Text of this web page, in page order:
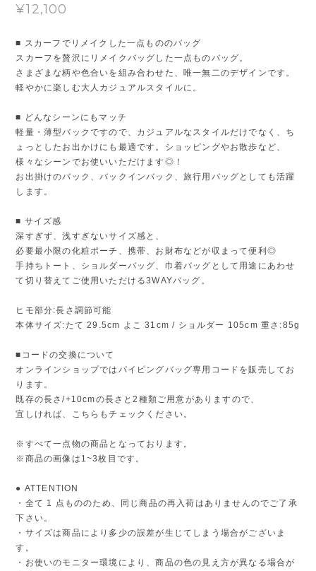
¥12,100
■ スカーフでリメイクした一点もののバッグ
スカーフを贅沢にリメイクバッグした一点ものバッグ。
さまざまな柄や色合いを組み合わせた、唯一無二のデザインです。
軽やかに楽しむ大人カジュアルスタイルに。
■ どんなシーンにもマッチ
軽量・薄型バックですので、カジュアルなスタイルだけでなく、ち
ょっとしたお出かけにも最適です。ショッピングやお散歩など、
様々なシーンでお使いいただけます◎！
お出掛けのバック、バックインバック、旅行用バッグとしても活躍
します。
■ サイズ感
深すぎず、浅すぎないサイズ感と、
必要最小限の化粧ポーチ、携帯、お財布などが収まって便利◎
手持ちトート、ショルダーバッグ、巾着バッグとして用途にあわせ
て切り替えてご使用いただける3WAYバッグ。
ヒモ部分:長さ調節可能
本体サイズ:たて 29.5cm よこ 31cm / ショルダー 105cm 重さ:85g
■コードの交換について
オンラインショップではパイピングバッグ専用コードを販売してお
ります。
既存の長さ/+10cmの長さと2種類ご用意がありますので、
宜しければ、こちらもチェックください。
※すべて一点物の商品となっております。
※商品の画像は1~3枚目です。
● ATTENTION
・全て 1 点もののため、同じ商品の再入荷はありませんのでご了承
下さい。
・サイズは商品により多少の誤差が生じてしまう場合がございま
す。
・お使いのモニター環境により、商品の色の見え方が異なる場合が